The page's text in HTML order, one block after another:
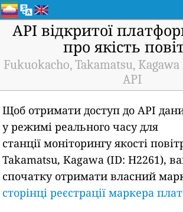
API відкритої
про якість
Fukuokacho, Takamatsu,
API
Щоб отримати доступ до API
у режимі реального часу для
станції моніторингу якості
Takamatsu, Kagawa (ID: H2261),
спочатку отримати власний
сторінці реєстрації маркера